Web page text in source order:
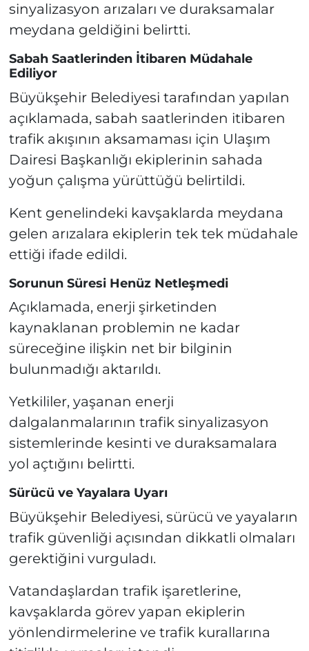
sinyalizasyon arızaları ve duraksamalar
meydana geldiğini belirtti.
Sabah Saatlerinden İtibaren Müdahale
Ediliyor
Büyükşehir Belediyesi tarafından yapılan
açıklamada, sabah saatlerinden itibaren
trafik akışının aksamaması için Ulaşım
Dairesi Başkanlığı ekiplerinin sahada
yoğun çalışma yürüttüğü belirtildi.
Kent genelindeki kavşaklarda meydana
gelen arızalara ekiplerin tek tek müdahale
ettiği ifade edildi.
Sorunun Süresi Henüz Netleşmedi
Açıklamada, enerji şirketinden
kaynaklanan problemin ne kadar
süreceğine ilişkin net bir bilginin
bulunmadığı aktarıldı.
Yetkililer, yaşanan enerji
dalgalanmalarının trafik sinyalizasyon
sistemlerinde kesinti ve duraksamalara
yol açtığını belirtti.
Sürücü ve Yayalara Uyarı
Büyükşehir Belediyesi, sürücü ve yayaların
trafik güvenliği açısından dikkatli olmaları
gerektiğini vurguladı.
Vatandaşlardan trafik işaretlerine,
kavşaklarda görev yapan ekiplerin
yönlendirmelerine ve trafik kurallarına